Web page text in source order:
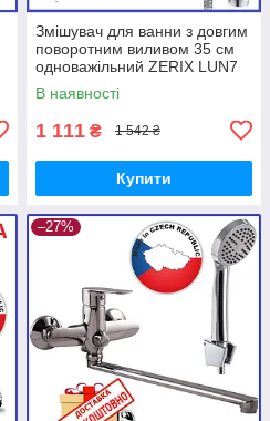
Змішувач для ванни з довгим
поворотним виливом 35 см
одноважільний ZERIX LUN7
048 (031) (ZX0431) Зерикс
В наявності
1 111 ₴ 1 542 ₴
Купити
–27%